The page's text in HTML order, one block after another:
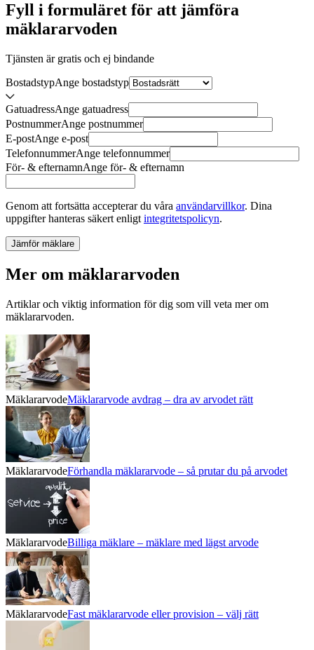
Fyll i formuläret för att jämföra
mäklararvoden
Tjänsten är gratis och ej bindande
BostadstypAnge bostadstyp
GatuadressAnge gatuadress
PostnummerAnge postnummer
E-postAnge e-post
TelefonnummerAnge telefonnummer
För- & efternamnAnge för- & efternamn
Genom att fortsätta accepterar du våra användarvillkor. Dina
uppgifter hanteras säkert enligt integritetspolicyn.
Jämför mäklare
Mer om mäklararvoden
Artiklar och viktig information för dig som vill veta mer om
mäklararvoden.
MäklararvodeMäklararvode avdrag – dra av arvodet rätt
MäklararvodeFörhandla mäklararvode – så prutar du på arvodet
MäklararvodeBilliga mäklare – mäklare med lägst arvode
MäklararvodeFast mäklararvode eller provision – välj rätt